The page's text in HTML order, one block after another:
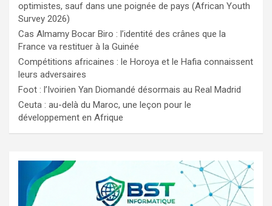
optimistes, sauf dans une poignée de pays (African Youth
Survey 2026)
Cas Almamy Bocar Biro : l’identité des crânes que la
France va restituer à la Guinée
Compétitions africaines : le Horoya et le Hafia connaissent
leurs adversaires
Foot : l’Ivoirien Yan Diomandé désormais au Real Madrid
Ceuta : au-delà du Maroc, une leçon pour le
développement en Afrique